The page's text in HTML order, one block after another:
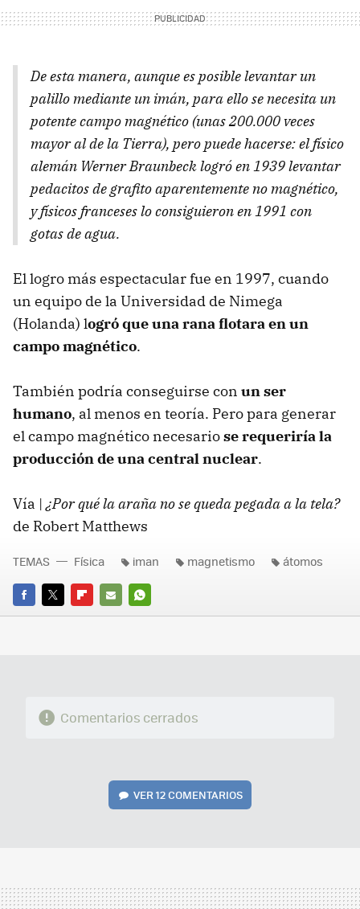
De esta manera, aunque es posible levantar un
palillo mediante un imán, para ello se necesita un
potente campo magnético (unas 200.000 veces
mayor al de la Tierra), pero puede hacerse: el físico
alemán Werner Braunbeck logró en 1939 levantar
pedacitos de grafito aparentemente no magnético,
y físicos franceses lo consiguieron en 1991 con
gotas de agua.
El logro más espectacular fue en 1997, cuando
un equipo de la Universidad de Nimega
(Holanda) logró que una rana flotara en un
campo magnético.
También podría conseguirse con un ser
humano, al menos en teoría. Pero para generar
el campo magnético necesariose requeriría la
producción de una central nuclear.
Vía |¿Por qué la araña no se queda pegada a la tela?
de Robert Matthews
FACEBOOK
TWITTERFLIPBOARD
E-
WHATSAPP
TEMAS Física iman magnetismo átomos
Comentarios cerrados
VER12 COMENTARIOS